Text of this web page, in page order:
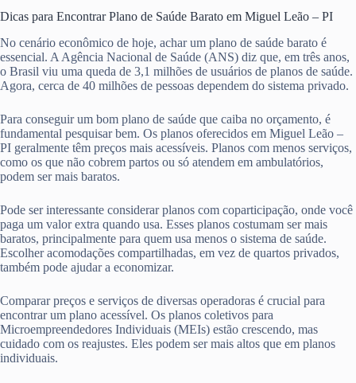
Dicas para Encontrar Plano de Saúde Barato em Miguel Leão – PI
No cenário econômico de hoje, achar um plano de saúde barato é
essencial. A Agência Nacional de Saúde (ANS) diz que, em três anos,
o Brasil viu uma queda de 3,1 milhões de usuários de planos de saúde.
Agora, cerca de 40 milhões de pessoas dependem do sistema privado.
Para conseguir um bom plano de saúde que caiba no orçamento, é
fundamental pesquisar bem. Os planos oferecidos em Miguel Leão –
PI geralmente têm preços mais acessíveis. Planos com menos serviços,
como os que não cobrem partos ou só atendem em ambulatórios,
podem ser mais baratos.
Pode ser interessante considerar planos com coparticipação, onde você
paga um valor extra quando usa. Esses planos costumam ser mais
baratos, principalmente para quem usa menos o sistema de saúde.
Escolher acomodações compartilhadas, em vez de quartos privados,
também pode ajudar a economizar.
Comparar preços e serviços de diversas operadoras é crucial para
encontrar um plano acessível. Os planos coletivos para
Microempreendedores Individuais (MEIs) estão crescendo, mas
cuidado com os reajustes. Eles podem ser mais altos que em planos
individuais.